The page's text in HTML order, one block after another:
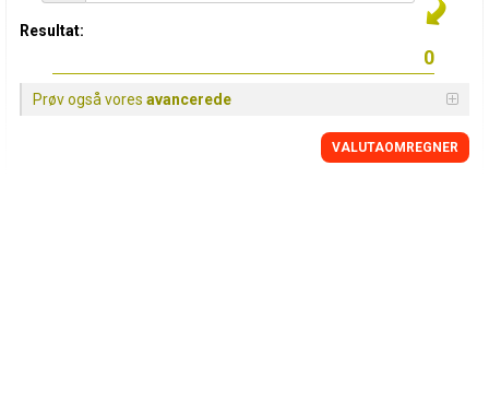
Resultat:
Prøv også vores avancerede
VALUTAOMREGNER